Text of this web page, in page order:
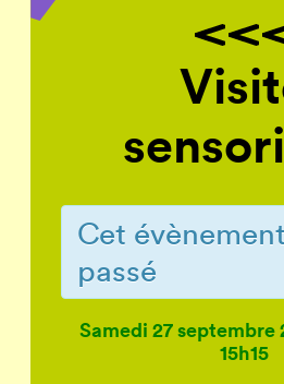
Cet
passé
Samedi 27 septembre
15h15